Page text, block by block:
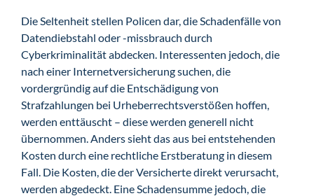
Die Seltenheit stellen Policen dar, die Schadenfälle von
Datendiebstahl oder -missbrauch durch
Cyberkriminalität abdecken. Interessenten jedoch, die
nach einer Internetversicherung suchen, die
vordergründig auf die Entschädigung von
Strafzahlungen bei Urheberrechtsverstößen hoffen,
werden enttäuscht – diese werden generell nicht
übernommen. Anders sieht das aus bei entstehenden
Kosten durch eine rechtliche Erstberatung in diesem
Fall. Die Kosten, die der Versicherte direkt verursacht,
werden abgedeckt. Eine Schadensumme jedoch, die